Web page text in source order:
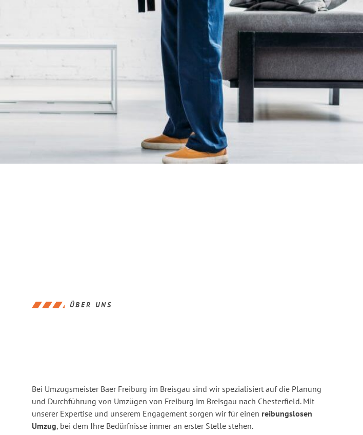
ÜBER UNS
Bei Umzugsmeister Baer Freiburg im Breisgau sind wir spezialisiert auf die Planung
und Durchführung von Umzügen von Freiburg im Breisgau nach Chesterfield. Mit
unserer Expertise und unserem Engagement sorgen wir für einen reibungslosen
Umzug, bei dem Ihre Bedürfnisse immer an erster Stelle stehen.